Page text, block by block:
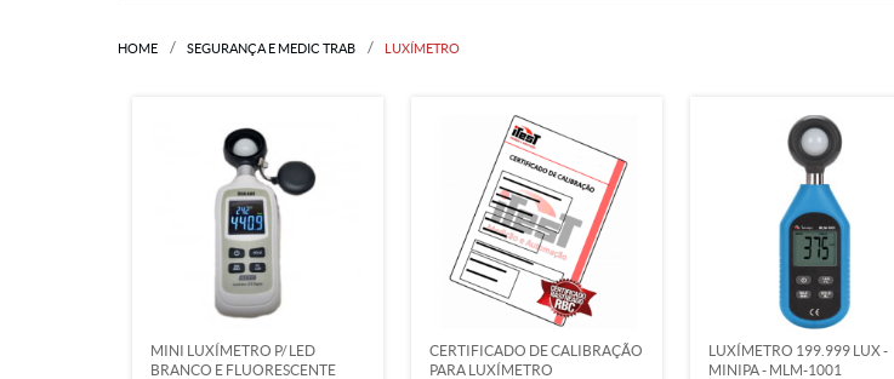
HOME SEGURANÇA E MEDIC TRAB LUXÍMETRO
MINI LUXÍMETRO P/ LED
BRANCO E FLUORESCENTE
CERTIFICADO DE CALIBRAÇÃO
PARA LUXÍMETRO
LUXÍMETRO 199.999 LUX -
MINIPA - MLM-1001